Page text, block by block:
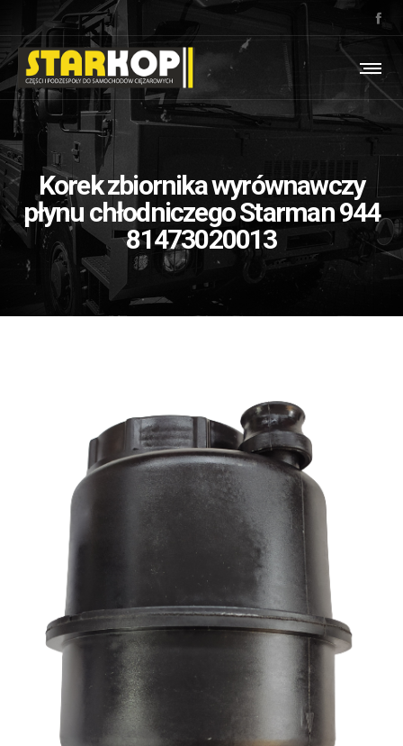
Korek zbiornika wyrównawczy
płynu chłodniczego Starman 944
81473020013